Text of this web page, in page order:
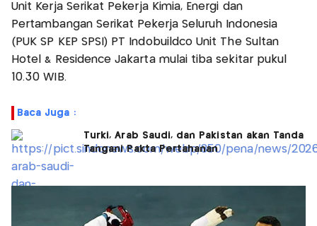
Unit Kerja Serikat Pekerja Kimia, Energi dan
Pertambangan Serikat Pekerja Seluruh Indonesia
(PUK SP KEP SPSI) PT Indobuildco Unit The Sultan
Hotel & Residence Jakarta mulai tiba sekitar pukul
10.30 WIB.
Baca Juga :
Turki, Arab Saudi, dan Pakistan akan Tanda
Tangani Pakta Pertahanan